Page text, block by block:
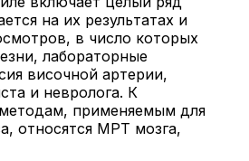
на их результатах и
в число которых
лабораторные
височной артерии,
и невролога. К
применяемым для
относятся МРТ мозга,